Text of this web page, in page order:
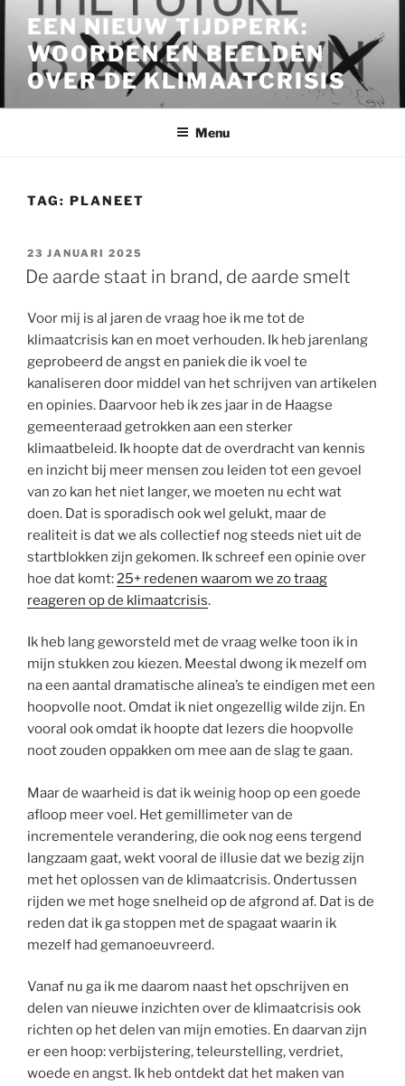
inhoud
EEN NIEUW TIJDPERK:
WOORDEN EN BEELDEN
OVER DE KLIMAATCRISIS
Menu
TAG: PLANEET
GEPLAATST
OP
23 JANUARI 2025
De aarde staat in brand, de aarde smelt
Voor mij is al jaren de vraag hoe ik me tot de
klimaatcrisis kan en moet verhouden. Ik heb jarenlang
geprobeerd de angst en paniek die ik voel te
kanaliseren door middel van het schrijven van artikelen
en opinies. Daarvoor heb ik zes jaar in de Haagse
gemeenteraad getrokken aan een sterker
klimaatbeleid. Ik hoopte dat de overdracht van kennis
en inzicht bij meer mensen zou leiden tot een gevoel
van zo kan het niet langer, we moeten nu echt wat
doen. Dat is sporadisch ook wel gelukt, maar de
realiteit is dat we als collectief nog steeds niet uit de
startblokken zijn gekomen. Ik schreef een opinie over
hoe dat komt:25+ redenen waarom we zo traag
reageren op de klimaatcrisis.
Ik heb lang geworsteld met de vraag welke toon ik in
mijn stukken zou kiezen. Meestal dwong ik mezelf om
na een aantal dramatische alinea’s te eindigen met een
hoopvolle noot. Omdat ik niet ongezellig wilde zijn. En
vooral ook omdat ik hoopte dat lezers die hoopvolle
noot zouden oppakken om mee aan de slag te gaan.
Maar de waarheid is dat ik weinig hoop op een goede
afloop meer voel. Het gemillimeter van de
incrementele verandering, die ook nog eens tergend
langzaam gaat, wekt vooral de illusie dat we bezig zijn
met het oplossen van de klimaatcrisis. Ondertussen
rijden we met hoge snelheid op de afgrond af. Dat is de
reden dat ik ga stoppen met de spagaat waarin ik
mezelf had gemanoeuvreerd.
Vanaf nu ga ik me daarom naast het opschrijven en
delen van nieuwe inzichten over de klimaatcrisis ook
richten op het delen van mijn emoties. En daarvan zijn
er een hoop: verbijstering, teleurstelling, verdriet,
woede en angst. Ik heb ontdekt dat het maken van